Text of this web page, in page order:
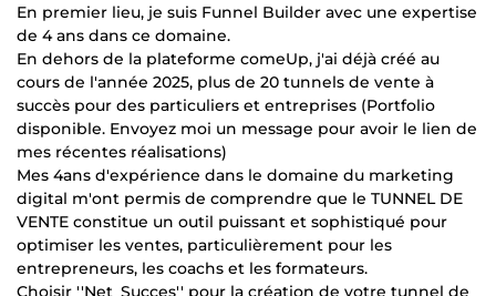
En premier lieu, je suis Funnel Builder avec une expertise
de 4 ans dans ce domaine.
En dehors de la plateforme comeUp, j'ai déjà créé au
cours de l'année 2025, plus de 20 tunnels de vente à
succès pour des particuliers et entreprises (Portfolio
disponible. Envoyez moi un message pour avoir le lien de
mes récentes réalisations)
Mes 4ans d'expérience dans le domaine du marketing
digital m'ont permis de comprendre que le TUNNEL DE
VENTE constitue un outil puissant et sophistiqué pour
optimiser les ventes, particulièrement pour les
entrepreneurs, les coachs et les formateurs.
Choisir ''Net_Succes'' pour la création de votre tunnel de